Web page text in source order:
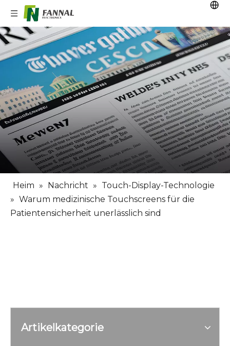
Heim » Nachricht » Touch-Display-Technologie
» Warum medizinische Touchscreens für die
Patientensicherheit unerlässlich sind
Artikelkategorie